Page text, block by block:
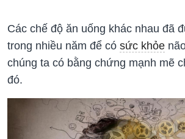
Các chế độ ăn uống khác nhau đã
trong nhiều năm để có sức khỏe
chúng ta có bằng chứng mạnh mẽ
đó.